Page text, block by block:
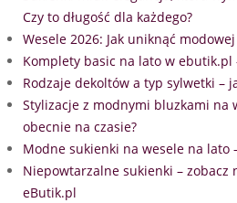
Czy to długość dla każdego?
Wesele 2026: Jak uniknąć
Komplety basic na lato w ebutik.pl
Rodzaje dekoltów a typ sylwetki –
Stylizacje z modnymi bluzkami na
obecnie na czasie?
Modne sukienki na wesele na lato
Niepowtarzalne sukienki – zobacz
eButik.pl